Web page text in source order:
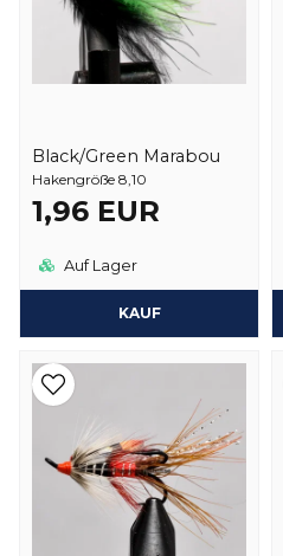
Black/Green Marabou
Hakengröße 8,10
1,96 EUR
Auf Lager
KAUF